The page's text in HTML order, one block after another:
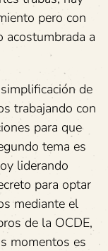
pero con
acostumbrada a
de
trabajando con
para que
tema es
liderando
para optar
mediante el
de la OCDE,
momentos es